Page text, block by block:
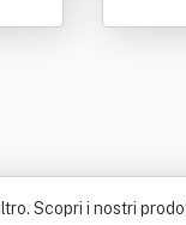
Scopri i nostri